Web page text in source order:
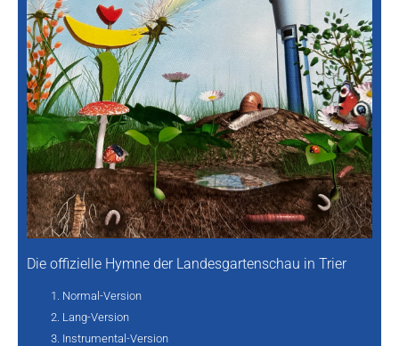
Die offizielle Hymne der Landesgartenschau in Trier
Normal-Version
Lang-Version
Instrumental-Version